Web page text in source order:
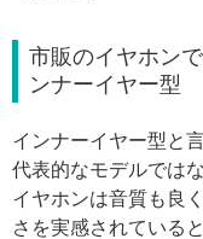
市販のイヤホン
ンナーイヤー型
インナーイヤー型と
代表的なモデルでは
イヤホンは音質も良
さを実感されている